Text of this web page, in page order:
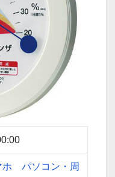
ホ
パソコン・周